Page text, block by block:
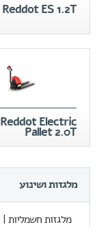
Reddot ES 1.2T
Reddot Electric
Pallet 2.0T
מלגזות ושינוע
מלגזות חשמליות | XCMG Electric Forklift